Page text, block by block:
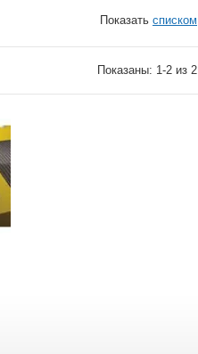
Показать списком
Показаны: 1-2 из 2